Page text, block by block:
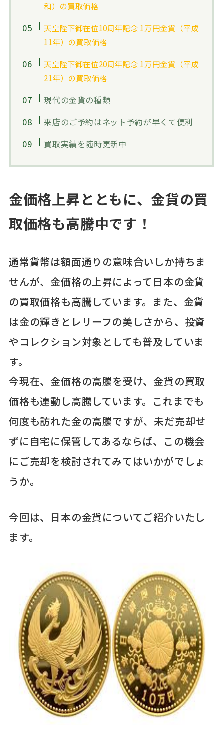
和）の買取価格
天皇陛下御在位10周年記念 1万円金貨（平成
11年）の買取価格
天皇陛下御在位20周年記念 1万円金貨（平成
21年）の買取価格
現代の金貨の種類
来店のご予約はネット予約が早くて便利
買取実績を随時更新中
金価格上昇とともに、金貨の買
取価格も高騰中です！
通常貨幣は額面通りの意味合いしか持ちま
せんが、金価格の上昇によって日本の金貨
の買取価格も高騰しています。また、金貨
は金の輝きとレリーフの美しさから、投資
やコレクション対象としても普及していま
す。
今現在、金価格の高騰を受け、金貨の買取
価格も連動し高騰しています。これまでも
何度も訪れた金の高騰ですが、未だ売却せ
ずに自宅に保管してあるならば、この機会
にご売却を検討されてみてはいかがでしょ
うか。
今回は、日本の金貨についてご紹介いたし
ます。